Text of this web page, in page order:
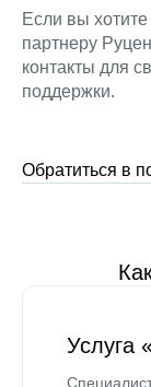
Если вы
партнеру
контакты для
поддержки.
Обратиться в
Услуга